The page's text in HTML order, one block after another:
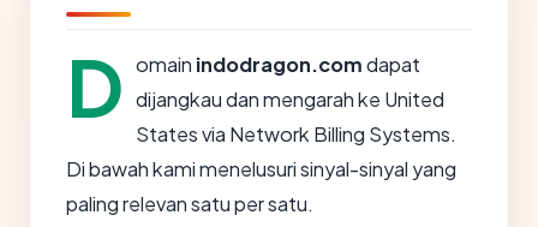
D omain indodragon.comdapat
dijangkau dan mengarah ke United
States via Network Billing Systems.
Di bawah kami menelusuri sinyal-sinyal yang
paling relevan satu per satu.